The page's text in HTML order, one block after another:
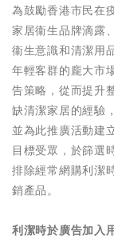
為鼓勵香港市民在
家居衞生品牌滴露
衞生意識和清潔用
年輕客群的龐大市
告策略，從而提升
缺清潔家居的經驗
並為此推廣活動建
目標受眾，於篩選
排除經常網購利潔
銷產品。
利潔時於廣告加入